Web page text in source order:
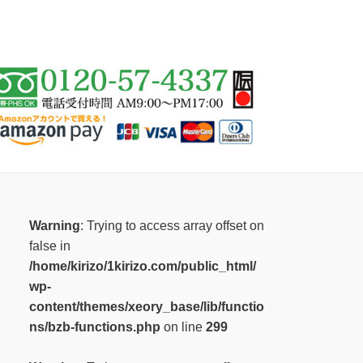
Warning: Trying to access array offset on
false in
/home/kirizo/1kirizo.com/public_html/
wp-
content/themes/xeory_base/lib/functio
ns/bzb-functions.php on line 299